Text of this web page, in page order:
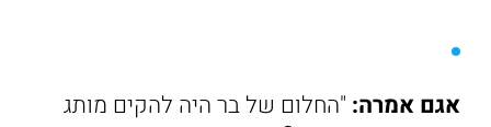
אגם אמרה: "החלום של בר היה להקים מותג